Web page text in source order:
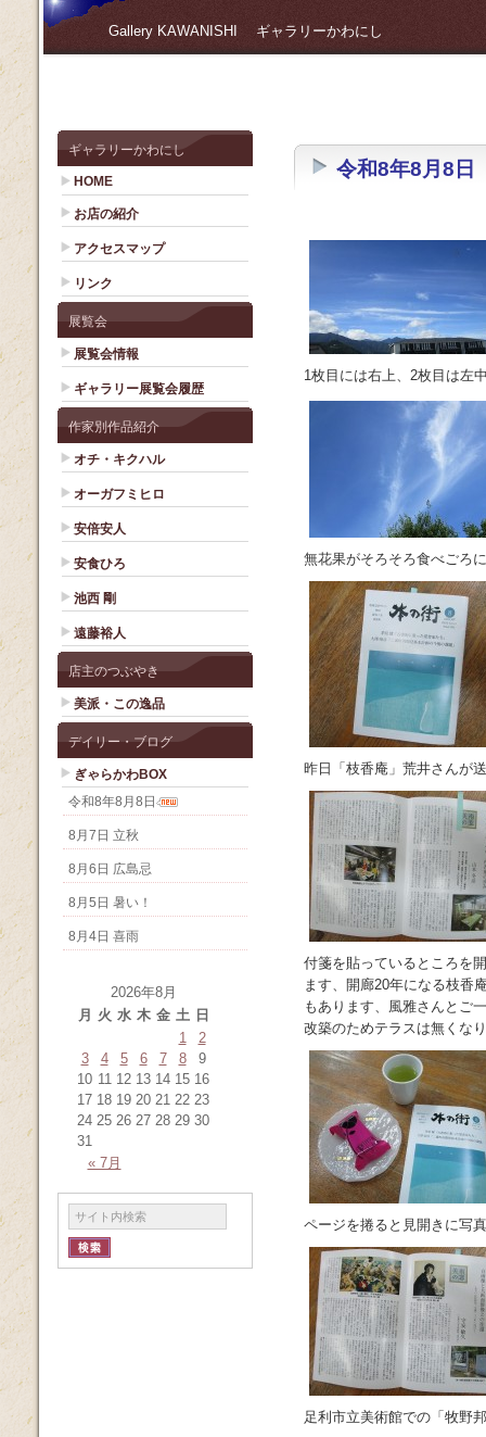
Gallery KAWANISHI ギャラリーかわにし
ギャラリーかわにし
HOME
お店の紹介
アクセスマップ
リンク
展覧会
展覧会情報
ギャラリー展覧会履歴
作家別作品紹介
オチ・キクハル
オーガフミヒロ
安倍安人
安食ひろ
池西 剛
遠藤裕人
店主のつぶやき
美派・この逸品
デイリー・ブログ
ぎゃらかわBOX
令和8年8月8日
8月7日 立秋
8月6日 広島忌
8月5日 暑い！
8月4日 喜雨
2026年8月
月
火 水 木 金 土 日
« 7月
1
2
3
4 5 6 7 8
9
10 11 12 13 14 15 16
17 18 19 20 21 22 23
24 25 26 27 28 29 30
31
令和8年8月8日
1枚目には右上、2枚目は左
無花果がそろそろ食べごろ
昨日「枝香庵」荒井さんが
付箋を貼っているところを
ます、開廊20年になる枝香
もあります、風雅さんとご
改築のためテラスは無くな
ページを捲ると見開きに写
足利市立美術館での「牧野